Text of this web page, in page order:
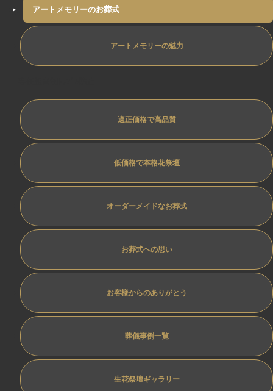
アートメモリーのお葬式
アートメモリーの魅力
適正価格で高品質
低価格で本格花祭壇
オーダーメイドなお葬式
お葬式への思い
お客様からのありがとう
葬儀事例一覧
生花祭壇ギャラリー